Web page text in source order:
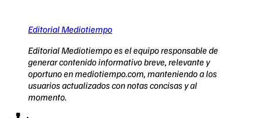
Editorial Mediotiempo
Editorial Mediotiempo es el equipo responsable de
generar contenido informativo breve, relevante y
oportuno en mediotiempo.com, manteniendo a los
usuarios actualizados con notas concisas y al
momento.